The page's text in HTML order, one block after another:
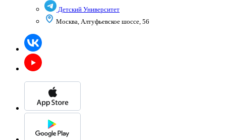
Детский Университет
Москва, Алтуфьевское шоссе, 56